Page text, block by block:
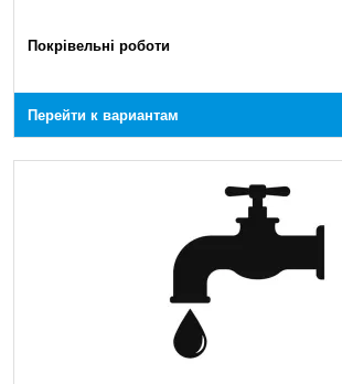
Покрівельні роботи
Перейти к вариантам